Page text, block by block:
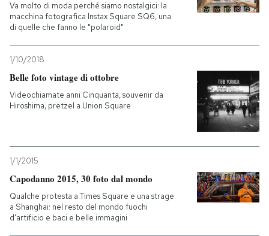
Va molto di moda perché siamo nostalgici: la
macchina fotografica Instax Square SQ6, una
di quelle che fanno le "polaroid"
1/10/2018
Belle foto vintage di ottobre
Videochiamate anni Cinquanta, souvenir da
Hiroshima, pretzel a Union Square
1/1/2015
Capodanno 2015, 30 foto dal mondo
Qualche protesta a Times Square e una strage
a Shanghai: nel resto del mondo fuochi
d'artificio e baci e belle immagini